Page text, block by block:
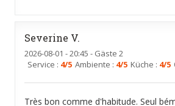
Severine V
2026-08-01 - 20:45 - Gäste 2
Service : 4/5 Ambiente : 4/5 Küche : 4/5
Très bon comme d'habitude. Seul